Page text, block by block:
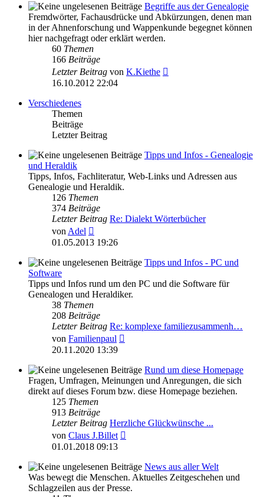
Begriffe aus der Genealogie
Fremdwörter, Fachausdrücke und Abkürzungen, denen man
in der Ahnenforschung und Wappenkunde begegnet können
hier nachgefragt oder erklärt werden.
60 Themen
166 Beiträge
Letzter Beitrag von K.Kiethe
16.10.2012 22:04
Verschiedenes
Themen
Beiträge
Letzter Beitrag
Tipps und Infos - Genealogie
und Heraldik
Tipps, Infos, Fachliteratur, Web-Links und Adressen aus
Genealogie und Heraldik.
126 Themen
374 Beiträge
Letzter Beitrag Re: Dialekt Wörterbücher
von Adel
Beitrag
01.05.2013 19:26
Tipps und Infos - PC und
Software
Tipps und Infos rund um den PC und die Software für
Genealogen und Heraldiker.
38 Themen
208 Beiträge
Letzter Beitrag Re: komplexe familiezusammenh…
von Familienpaul
20.11.2020 13:39
Rund um diese Homepage
Fragen, Umfragen, Meinungen und Anregungen, die sich
direkt auf dieses Forum bzw. diese Homepage beziehen.
125 Themen
913 Beiträge
Letzter Beitrag Herzliche Glückwünsche ...
von Claus J.Billet
01.01.2018 09:13
News aus aller Welt
Was bewegt die Menschen. Aktuelles Zeitgeschehen und
Schlagzeilen aus der Presse.